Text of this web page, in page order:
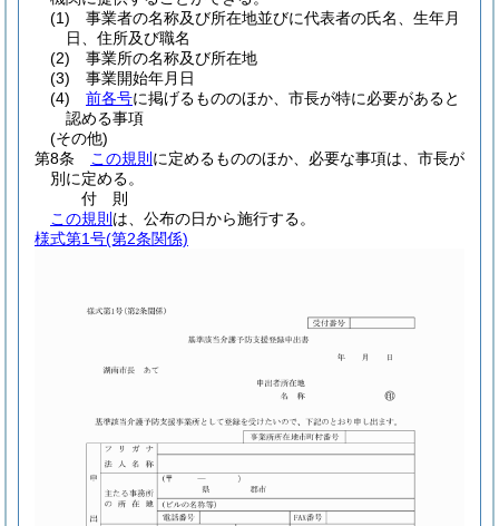
(1)
事業者の名称及び所在地並びに代表者の氏名、生年月
日、住所及び職名
(2)
事業所の名称及び所在地
(3)
事業開始年月日
(4)
前各号に掲げるもののほか、市長が特に必要があると
認める事項
(その他)
第8条
この規則 に定めるもののほか、必要な事項は、市長が
別に定める。
付 則
この規則 は、公布の日から施行する。
様式第1号(第2条関係)